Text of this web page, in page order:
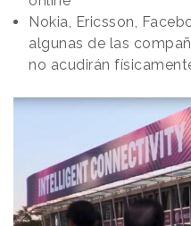
Nokia, Ericsson,
algunas de las
no acudirán